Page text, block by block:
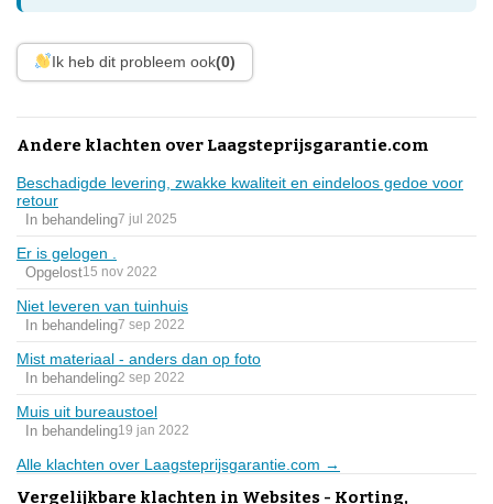
Ik heb dit probleem ook(0)
Andere klachten over Laagsteprijsgarantie.com
Beschadigde levering, zwakke kwaliteit en eindeloos gedoe voor
retour
In behandeling7 jul 2025
Er is gelogen .
Opgelost15 nov 2022
Niet leveren van tuinhuis
In behandeling7 sep 2022
Mist materiaal - anders dan op foto
In behandeling2 sep 2022
Muis uit bureaustoel
In behandeling19 jan 2022
Alle klachten over Laagsteprijsgarantie.com →
Vergelijkbare klachten in Websites - Korting,